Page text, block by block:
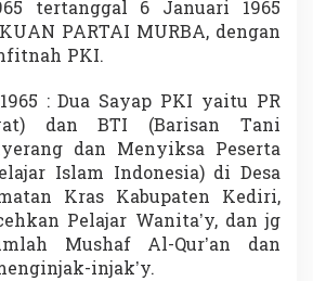
tertanggal 6 Januari 1965
PARTAI MURBA, dengan
PKI.
: Dua Sayap PKI yaitu PR
dan BTI (Barisan Tani
dan Menyiksa Peserta
Islam Indonesia) di Desa
Kras Kabupaten Kediri,
Pelajar Wanita’y, dan jg
Mushaf Al-Qur’an dan
injak’y.